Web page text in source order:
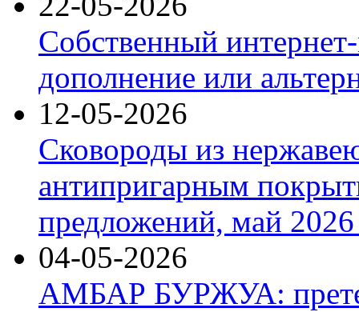
Собственный
дополнение или
12-05-2026
Сковороды из
антипригарным
предложений, май 2026
04-05-2026
АМБАР БУРЖУА: